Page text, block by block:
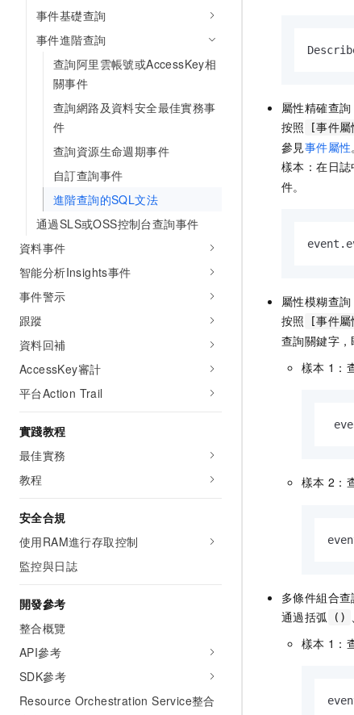
事件基礎查詢
事件進階查詢
查詢阿里雲帳號或AccessKey相
關事件
查詢網路及資料安全最佳實務事
件
查詢資源生命週期事件
自訂查詢事件
進階查詢的SQL文法
通過SLS或OSS控制台查詢事件
資料事件
智能分析Insights事件
事件警示
跟蹤
資料回補
AccessKey審計
平台Action Trail
實踐教程
最佳實務
教程
安全合規
使用RAM進行存取控制
監控與日誌
開發參考
整合概覽
API參考
SDK參考
Resource Orchestration Service整合
屬性精確查詢
按照
[事件
參見事件屬性。
樣本：在日
件。
屬性模糊查詢
按照
[事件
查詢關鍵字
樣本 1：
樣本 2：
多條件組合查
通過括弧
()
樣本 1：